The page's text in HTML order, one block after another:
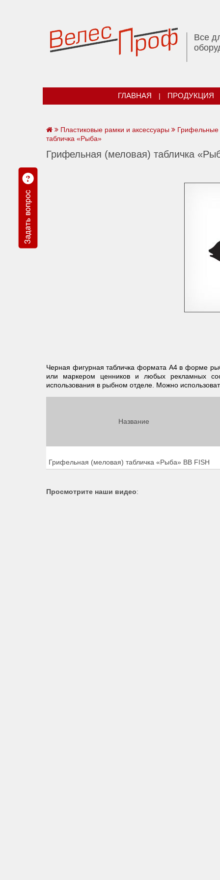
Все
ГЛАВНАЯ | ПРОДУКЦИЯ
Пластиковые рамки и аксессуары
Грифельные
табличка «Рыба»
Грифельная (меловая) табличка
Черная фигурная табличка формата А4 в форме
или маркером ценников и любых рекламных
использования в рыбном отделе. Можно
Название
Грифельная (меловая) табличка «Рыба» BB FISH
Просмотрите наши видео: